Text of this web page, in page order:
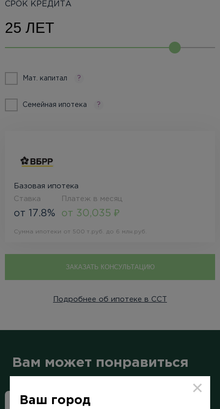
Ваш город
СРОК КРЕДИТА
Мат. капитал ?
Семейная ипотека ?
Базовая ипотека
Ставка
от 17.8%
Платеж в месяц
от 30,035 ₽
Сумма ипотеки от 500 т.руб. до 6 млн.руб.
ЗАКАЗАТЬ КОНСУЛЬТАЦИЮ
Подробнее об ипотеке в ССТ
Вам может понравиться